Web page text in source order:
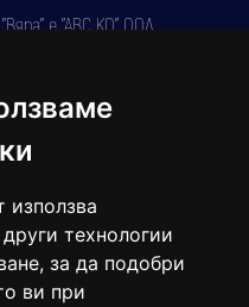
използва
технологии
за да подобри
ви при
е "АВС КО" ООД,